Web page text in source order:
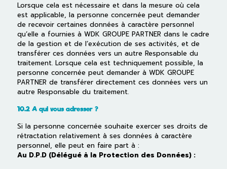
Lorsque cela est nécessaire et dans la mesure où cela
est applicable, la personne concernée peut demander
de recevoir certaines données à caractère personnel
qu’elle a fournies à WDK GROUPE PARTNER dans le cadre
de la gestion et de l’exécution de ses activités, et de
transférer ces données vers un autre Responsable du
traitement. Lorsque cela est techniquement possible, la
personne concernée peut demander à WDK GROUPE
PARTNER de transférer directement ces données vers un
autre Responsable du traitement.
10.2 A qui vous adresser ?
Si la personne concernée souhaite exercer ses droits de
rétractation relativement à ses données à caractère
personnel, elle peut en faire part à :
Au D.P.D (Délégué à la Protection des Données) :